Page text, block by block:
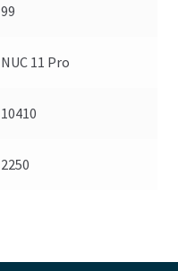
99
NUC 11 Pro
10410
2250